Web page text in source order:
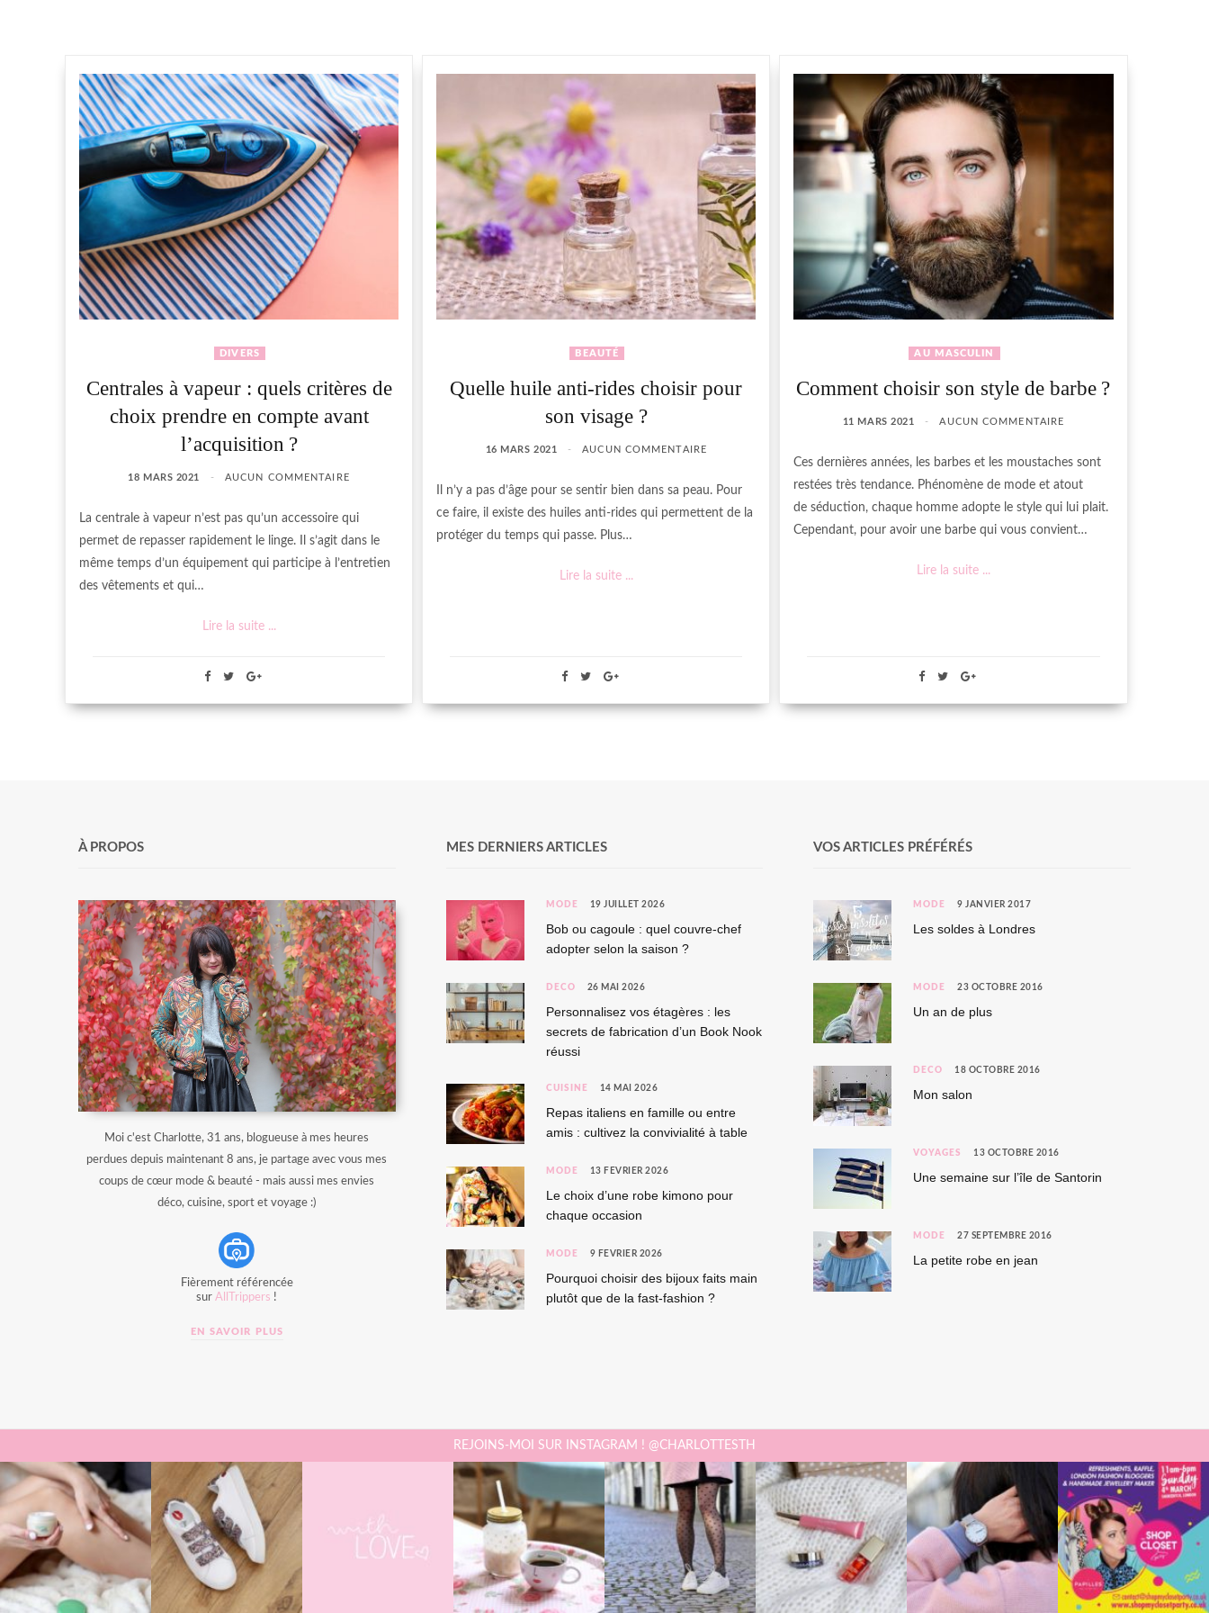
DIVERS
Centrales à vapeur : quels critères de
choix prendre en compte avant
l’acquisition ?
18 MARS 2021 AUCUN COMMENTAIRE
La centrale à vapeur n’est pas qu’un accessoire qui
permet de repasser rapidement le linge. Il s’agit dans le
même temps d’un équipement qui participe à l’entretien
des vêtements et qui…
Lire la suite ...
BEAUTÉ
Quelle huile anti-rides choisir pour
son visage ?
16 MARS 2021 AUCUN COMMENTAIRE
Il n’y a pas d’âge pour se sentir bien dans sa peau. Pour
ce faire, il existe des huiles anti-rides qui permettent de la
protéger du temps qui passe. Plus…
Lire la suite ...
AU MASCULIN
Comment choisir son style de barbe ?
11 MARS 2021 AUCUN COMMENTAIRE
Ces dernières années, les barbes et les moustaches sont
restées très tendance. Phénomène de mode et atout
de séduction, chaque homme adopte le style qui lui plait.
Cependant, pour avoir une barbe qui vous convient…
Lire la suite ...
À PROPOS
Moi c'est Charlotte, 31 ans, blogueuse à mes heures
perdues depuis maintenant 8 ans, je partage avec vous mes
coups de cœur mode & beauté - mais aussi mes envies
déco, cuisine, sport et voyage :)
Fièrement référencée
surAllTrippers !
EN SAVOIR PLUS
MES DERNIERS ARTICLES
MODE 19 JUILLET 2026
Bob ou cagoule : quel couvre-chef
adopter selon la saison ?
DÉCO 26 MAI 2026
Personnalisez vos étagères : les
secrets de fabrication d’un Book Nook
réussi
CUISINE 14 MAI 2026
Repas italiens en famille ou entre
amis : cultivez la convivialité à table
MODE 13 FÉVRIER 2026
Le choix d’une robe kimono pour
chaque occasion
MODE 9 FÉVRIER 2026
Pourquoi choisir des bijoux faits main
plutôt que de la fast-fashion ?
VOS ARTICLES PRÉFÉRÉS
MODE 9 JANVIER 2017
Les soldes à Londres
MODE 23 OCTOBRE 2016
Un an de plus
DÉCO 18 OCTOBRE 2016
Mon salon
VOYAGES 13 OCTOBRE 2016
Une semaine sur l’île de Santorin
MODE 27 SEPTEMBRE 2016
La petite robe en jean
REJOINS-MOI SUR INSTAGRAM ! @CHARLOTTESTH